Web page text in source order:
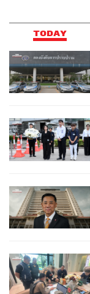
TODAY